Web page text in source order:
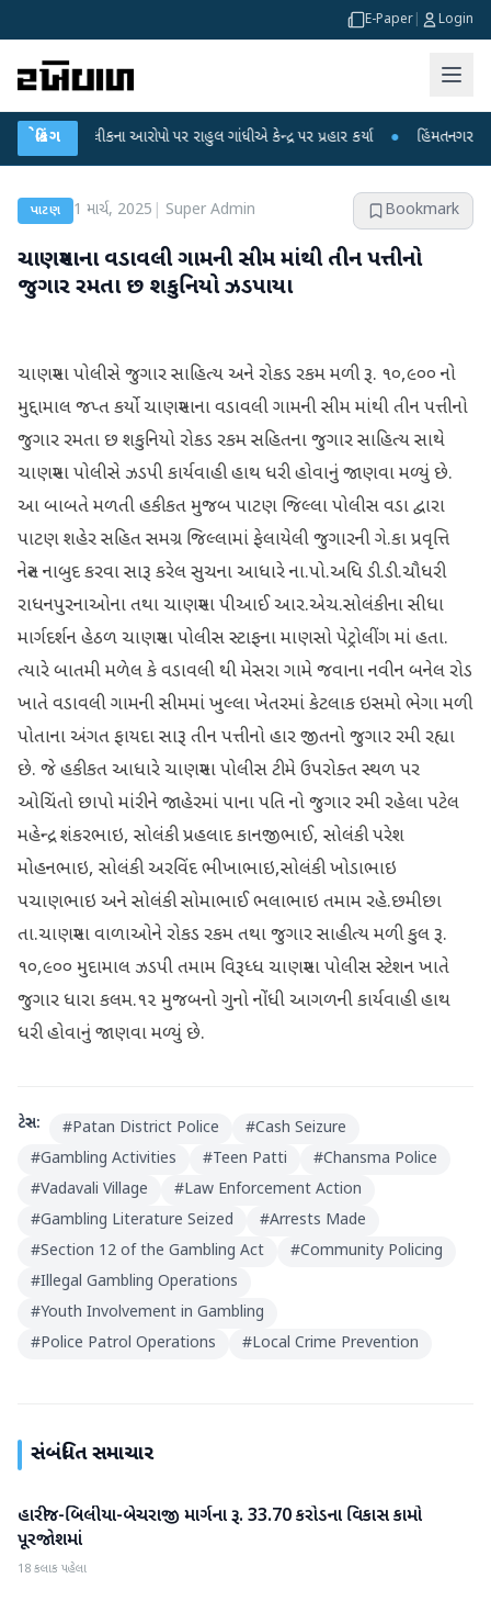
E-Paper Login
બ્રેકિંગ
લીકના આરોપો પર રાહુલ ગાંધીએ કેન્દ્ર પર પ્રહાર કર્યા ● હિંમતનગરમાં રહસ્યમય
પાટણ 1 માર્ચ, 2025 Super Admin Bookmark
ચાણસ્માના વડાવલી ગામની સીમ માંથી તીન પત્તીનો
જુગાર રમતા છ શકુનિયો ઝડપાયા
ચાણસ્મા પોલીસે જુગાર સાહિત્ય અને રોકડ રકમ મળી રૂ. ૧૦,૯૦૦ નો
મુદ્દામાલ જપ્ત કર્યો ચાણસ્માના વડાવલી ગામની સીમ માંથી તીન પત્તીનો
જુગાર રમતા છ શકુનિયો રોકડ રકમ સહિતના જુગાર સાહિત્ય સાથે
ચાણસ્મા પોલીસે ઝડપી કાર્યવાહી હાથ ધરી હોવાનું જાણવા મળ્યું છે.
આ બાબતે મળતી હકીકત મુજબ પાટણ જિલ્લા પોલીસ વડા દ્વારા
પાટણ શહેર સહિત સમગ્ર જિલ્લામાં ફેલાયેલી જુગારની ગે.કા પ્રવૃત્તિ
નેસ્ત નાબુદ કરવા સારૂ કરેલ સુચના આધારે ના.પો.અધિ ડી.ડી.ચૌધરી
રાધનપુરનાઓના તથા ચાણસ્મા પીઆઈ આર.એચ.સોલંકીના સીધા
માર્ગદર્શન હેઠળ ચાણસ્મા પોલીસ સ્ટાફના માણસો પેટ્રોલીંગ માં હતા.
ત્યારે બાતમી મળેલ કે વડાવલી થી મેસરા ગામે જવાના નવીન બનેલ રોડ
ખાતે વડાવલી ગામની સીમમાં ખુલ્લા ખેતરમાં કેટલાક ઇસમો ભેગા મળી
પોતાના અંગત ફાયદા સારૂ તીન પત્તીનો હાર જીતનો જુગાર રમી રહ્યા
છે. જે હકીકત આધારે ચાણસ્મા પોલીસ ટીમે ઉપરોક્ત સ્થળ પર
ઓચિંતો છાપો માંરીને જાહેરમાં પાના પતિ નો જુગાર રમી રહેલા પટેલ
મહેન્દ્ર શંકરભાઇ, સોલંકી પ્રહલાદ કાનજીભાઈ, સોલંકી પરેશ
મોહનભાઇ, સોલંકી અરવિંદ ભીખાભાઇ,સોલંકી ખોડાભાઇ
પચાણભાઇ અને સોલંકી સોમાભાઈ ભલાભાઇ તમામ રહે.છમીછા
તા.ચાણસ્મા વાળાઓને રોકડ રકમ તથા જુગાર સાહીત્ય મળી કુલ રૂ.
૧૦,૯૦૦ મુદામાલ ઝડપી તમામ વિરૂધ્ધ ચાણસ્મા પોલીસ સ્ટેશન ખાતે
જુગાર ધારા કલમ.૧૨ મુજબનો ગુનો નોંધી આગળની કાર્યવાહી હાથ
ધરી હોવાનું જાણવા મળ્યું છે.
ટેગ્સ: #Patan District Police #Cash Seizure
#Gambling Activities #Teen Patti #Chansma Police
#Vadavali Village #Law Enforcement Action
#Gambling Literature Seized #Arrests Made
#Section 12 of the Gambling Act #Community Policing
#Illegal Gambling Operations
#Youth Involvement in Gambling
#Police Patrol Operations #Local Crime Prevention
સંબંધિત સમાચાર
પાટણ
હારીજ-બિલીયા-બેચરાજી માર્ગના રૂ. 33.70 કરોડના વિકાસ કામો
પૂરજોશમાં
18 કલાક પહેલા